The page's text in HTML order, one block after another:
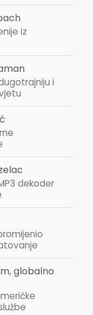
iz
i
dekoder
globalno